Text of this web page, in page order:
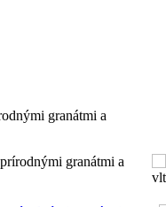
granátmi a